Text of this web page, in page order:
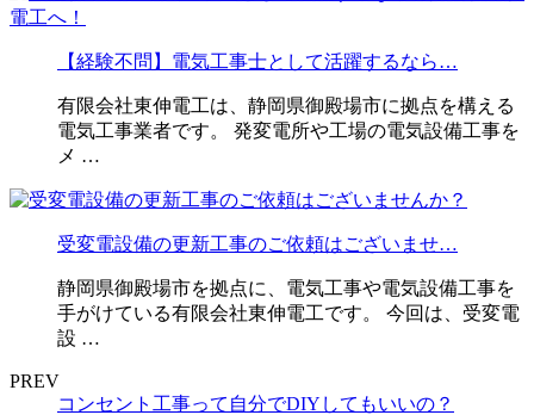
【経験不問】電気工事士として活躍するなら…
有限会社東伸電工は、静岡県御殿場市に拠点を構える
電気工事業者です。 発変電所や工場の電気設備工事を
メ …
受変電設備の更新工事のご依頼はございませ…
静岡県御殿場市を拠点に、電気工事や電気設備工事を
手がけている有限会社東伸電工です。 今回は、受変電
設 …
PREV
コンセント工事って自分でDIYしてもいいの？